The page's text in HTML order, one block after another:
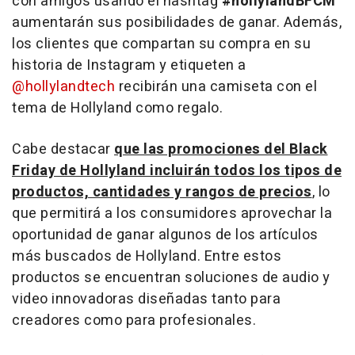
aumentarán sus posibilidades de ganar. Además,
los clientes que compartan su compra en su
historia de Instagram y etiqueten a
@hollylandtech recibirán una camiseta con el
tema de Hollyland como regalo.
Cabe destacarque las promociones del Black
Friday de Hollyland incluirán todos los tipos de
productos, cantidades y rangos de precios, lo
que permitirá a los consumidores aprovechar la
oportunidad de ganar algunos de los artículos
más buscados de Hollyland. Entre estos
productos se encuentran soluciones de audio y
video innovadoras diseñadas tanto para
creadores como para profesionales.